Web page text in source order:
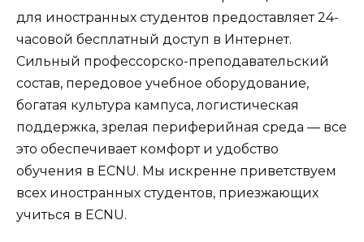
для иностранных студентов предоставляет 24-
часовой бесплатный доступ в Интернет.
Сильный профессорско-преподавательский
состав, передовое учебное оборудование,
богатая культура кампуса, логистическая
поддержка, зрелая периферийная среда — все
это обеспечивает комфорт и удобство
обучения в ECNU. Мы искренне приветствуем
всех иностранных студентов, приезжающих
учиться в ECNU.